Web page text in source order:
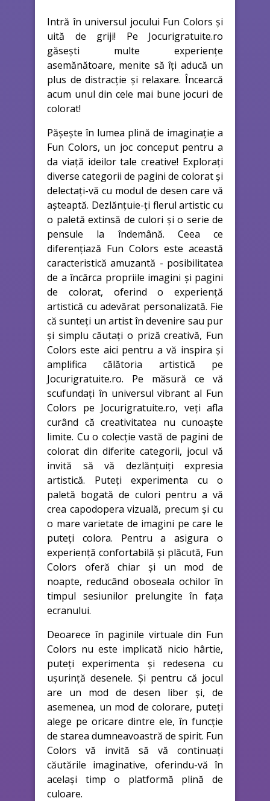
Intră în universul jocului Fun Colors și
uită de griji! Pe Jocurigratuite.ro
găsești multe experiențe
asemănătoare, menite să îți aducă un
plus de distracție și relaxare. Încearcă
acum unul din cele mai bune jocuri de
colorat!
Pășește în lumea plină de imaginație a
Fun Colors, un joc conceput pentru a
da viață ideilor tale creative! Explorați
diverse categorii de pagini de colorat și
delectați-vă cu modul de desen care vă
așteaptă. Dezlănțuie-ți flerul artistic cu
o paletă extinsă de culori și o serie de
pensule la îndemână. Ceea ce
diferențiază Fun Colors este această
caracteristică amuzantă - posibilitatea
de a încărca propriile imagini și pagini
de colorat, oferind o experiență
artistică cu adevărat personalizată. Fie
că sunteți un artist în devenire sau pur
și simplu căutați o priză creativă, Fun
Colors este aici pentru a vă inspira și
amplifica călătoria artistică pe
Jocurigratuite.ro. Pe măsură ce vă
scufundați în universul vibrant al Fun
Colors pe Jocurigratuite.ro, veți afla
curând că creativitatea nu cunoaște
limite. Cu o colecție vastă de pagini de
colorat din diferite categorii, jocul vă
invită să vă dezlănțuiți expresia
artistică. Puteți experimenta cu o
paletă bogată de culori pentru a vă
crea capodopera vizuală, precum și cu
o mare varietate de imagini pe care le
puteți colora. Pentru a asigura o
experiență confortabilă și plăcută, Fun
Colors oferă chiar și un mod de
noapte, reducând oboseala ochilor în
timpul sesiunilor prelungite în fața
ecranului.
Deoarece în paginile virtuale din Fun
Colors nu este implicată nicio hârtie,
puteți experimenta și redesena cu
ușurință desenele. Și pentru că jocul
are un mod de desen liber și, de
asemenea, un mod de colorare, puteți
alege pe oricare dintre ele, în funcție
de starea dumneavoastră de spirit. Fun
Colors vă invită să vă continuați
căutările imaginative, oferindu-vă în
același timp o platformă plină de
culoare.